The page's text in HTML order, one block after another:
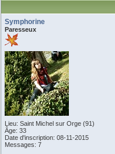
Symphorine
Paresseux
Lieu: Saint Michel sur Orge (91)
Âge: 33
Date d'inscription: 08-11-2015
Messages: 7